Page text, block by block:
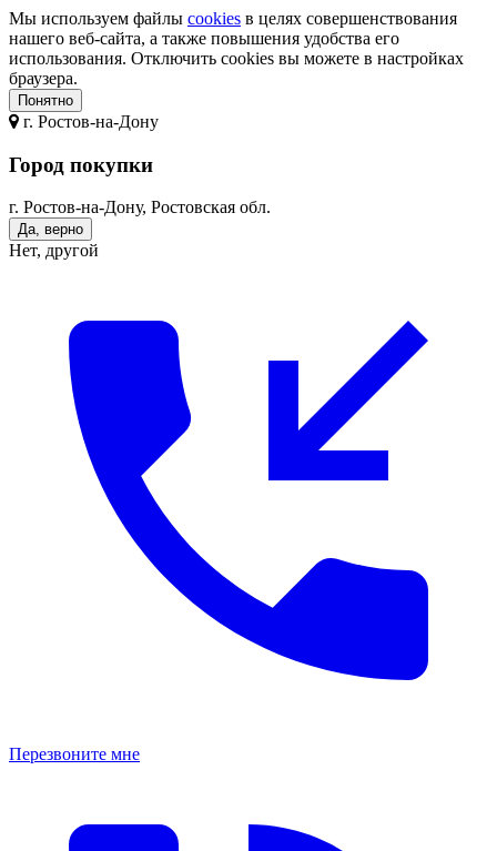
Мы используем файлы cookies в целях совершенствования
нашего веб-сайта, а также повышения удобства его
использования. Отключить cookies вы можете в настройках
браузера.
Понятно
г. Ростов-на-Дону
Город покупки
г. Ростов-на-Дону, Ростовская обл.
Да, верно
Нет, другой
Перезвоните мне